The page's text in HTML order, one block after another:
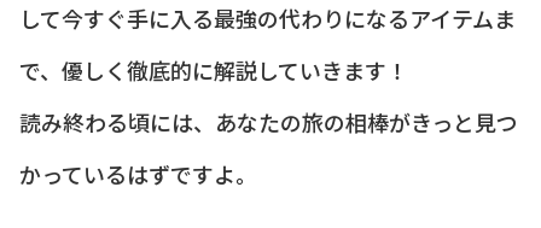
して今すぐ手に入る最強の代わりになるアイテムま
で、優しく徹底的に解説していきます！
読み終わる頃には、あなたの旅の相棒がきっと見つ
かっているはずですよ。